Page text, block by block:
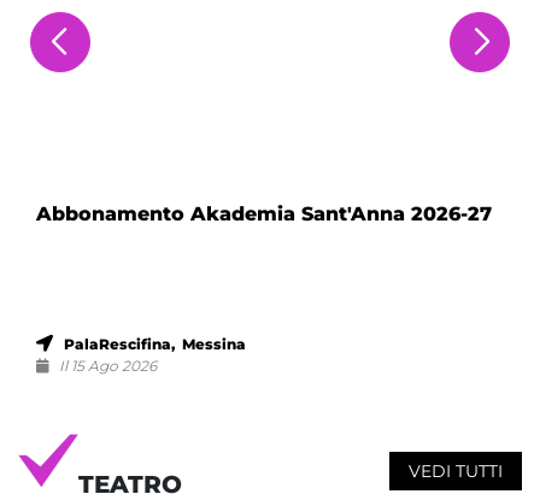
Abbonamento Akademia Sant'Anna 2026-27
PalaRescifina, Messina
Il 15 Ago 2026
TEATRO VEDI TUTTI